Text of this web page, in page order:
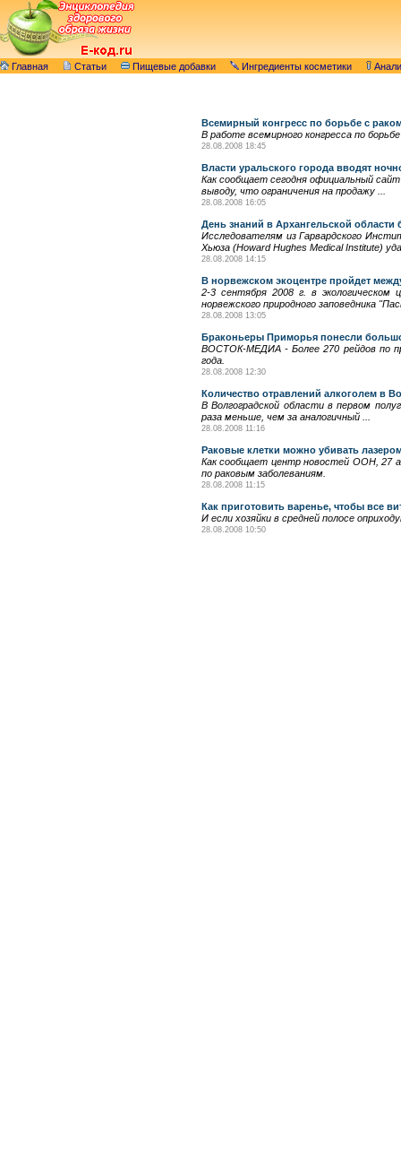
Главная Статьи Пищевые добавки Ингредиенты косметики
Всемирный конгресс по борьбе с
В работе всемирного конгресса по
28.08.2008 18:45
Власти уральского города вводят
Как сообщает сегодня официальный
выводу, что ограничения на продажу ...
28.08.2008 16:05
День знаний в Архангельской
Исследователям из Гарвардского
Хьюза (Howard Hughes Medical Institute)
28.08.2008 14:15
В норвежском экоцентре пройдет
2-3 сентября 2008 г. в экологическом
норвежского природного заповедника
28.08.2008 13:05
Браконьеры Приморья понесли
ВОСТОК-МЕДИА - Более 270 рейдов по
года.
28.08.2008 12:30
Количество отравлений алкоголем в
В Волгоградской области в первом
раза меньше, чем за аналогичный ...
28.08.2008 11:16
Раковые клетки можно убивать
Как сообщает центр новостей ООН, 27
по раковым заболеваниям.
28.08.2008 11:15
Как приготовить варенье, чтобы все
И если хозяйки в средней полосе
28.08.2008 10:50